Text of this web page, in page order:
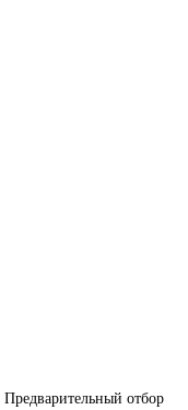
Предварительный отбор